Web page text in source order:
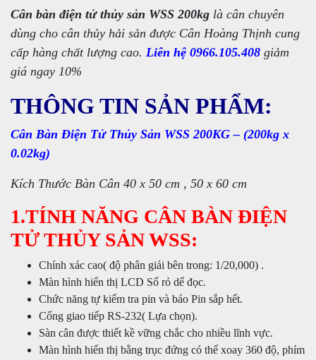
Cân bàn điện tử thủy sản WSS 200kg là cân chuyên
dùng cho cân thủy hải sản được Cân Hoàng Thịnh cung
cấp hàng chất lượng cao. Liên hệ 0966.105.408 giảm
giá ngay 10%
THÔNG TIN SẢN PHẨM:
Cân Bàn Điện Tử Thủy Sản WSS 200KG – (200kg x
0.02kg)
Kích Thước Bàn Cân 40 x 50 cm , 50 x 60 cm
1.TÍNH NĂNG CÂN BÀN ĐIỆN
TỬ THỦY SẢN WSS:
Chính xác cao( độ phân giải bên trong: 1/20,000) .
Màn hình hiển thị LCD Số rỏ dể đọc.
Chức năng tự kiểm tra pin và báo Pin sắp hết.
Cổng giao tiếp RS-232( Lựa chọn).
Sàn cân được thiết kề vững chắc cho nhiều lĩnh vực.
Màn hình hiển thị bằng trục đứng có thể xoay 360 độ, phím